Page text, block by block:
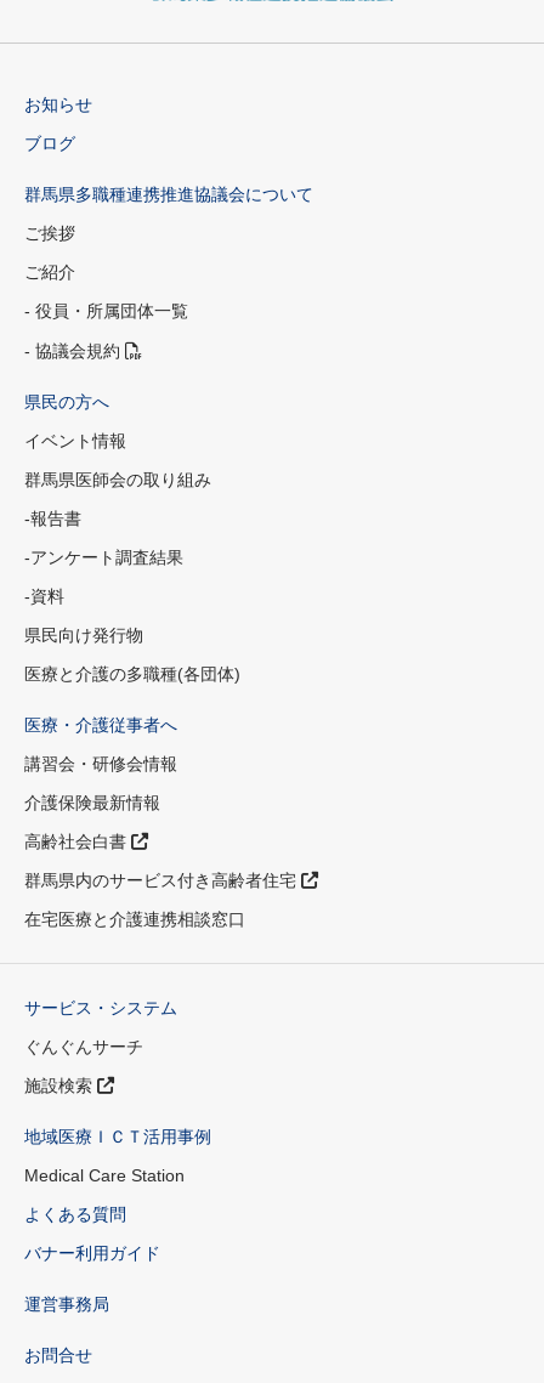
お知らせ
ブログ
群馬県多職種連携推進協議会について
ご挨拶
ご紹介
- 役員・所属団体一覧
- 協議会規約
県民の方へ
イベント情報
群馬県医師会の取り組み
-報告書
-アンケート調査結果
-資料
県民向け発行物
医療と介護の多職種(各団体)
医療・介護従事者へ
講習会・研修会情報
介護保険最新情報
高齢社会白書
群馬県内のサービス付き高齢者住宅
在宅医療と介護連携相談窓口
サービス・システム
ぐんぐんサーチ
施設検索
地域医療ＩＣＴ活用事例
Medical Care Station
よくある質問
バナー利用ガイド
運営事務局
お問合せ